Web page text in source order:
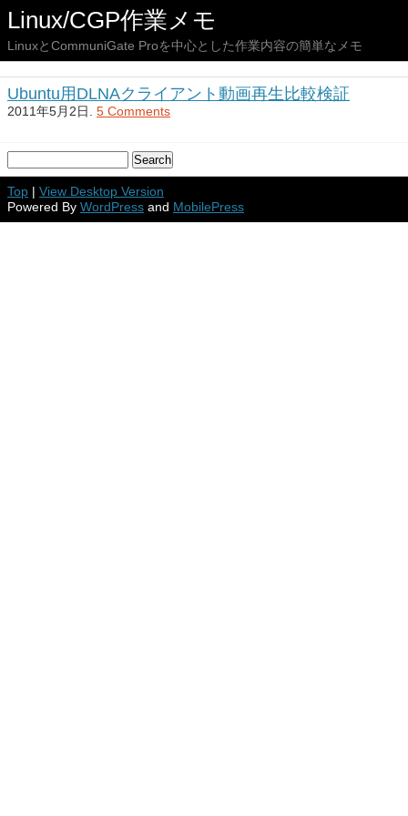
Linux/CGP作業メモ
LinuxとCommuniGate Proを中心とした作業内容の簡単なメモ
Ubuntu用DLNAクライアント動画再生比較検証
2011年5月2日. 5 Comments
Top | View Desktop Version
Powered By WordPress and MobilePress